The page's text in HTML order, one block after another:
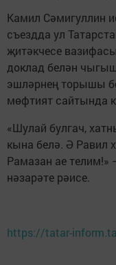
Камил Сәмигуллин
съездда ул
җитәкчесе
доклад белән
эшләрнең торышы
мөфтият сайтында
«Шулай булгач,
кына белә. Ә Равил
Рамазан ае телим!»
нәзарәте рәисе.
https://tatar-